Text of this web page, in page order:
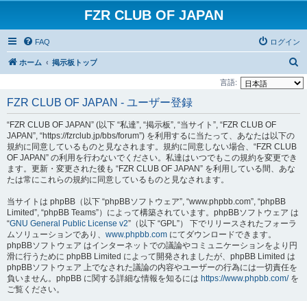
FZR CLUB OF JAPAN
FAQ ログイン
ホーム 掲示板トップ
索
言語:
FZR CLUB OF JAPAN - ユーザー登録
“FZR CLUB OF JAPAN” (以下 “私達”, “掲示板”, “当サイト”, “FZR CLUB OF
JAPAN”, “https://fzrclub.jp/bbs/forum”) を利用するに当たって、あなたは以下の
規約に同意しているものと見なされます。規約に同意しない場合、“FZR CLUB
OF JAPAN” の利用を行わないでください。私達はいつでもこの規約を変更でき
ます。更新・変更された後も “FZR CLUB OF JAPAN” を利用している間、あな
たは常にこれらの規約に同意しているものと見なされます。
当サイトは phpBB（以下 “phpBBソフトウェア”, “www.phpbb.com”, “phpBB
Limited”, “phpBB Teams”）によって構築されています。phpBBソフトウェア は
“GNU General Public License v2”（以下 “GPL”） 下でリリースされたフォーラ
ムソリューションであり、 www.phpbb.com にてダウンロードできます。
phpBBソフトウェア はインターネットでの議論やコミュニケーションをより円
滑に行うために phpBB Limited によって開発されましたが、phpBB Limited は
phpBBソフトウェア 上でなされた議論の内容やユーザーの行為には一切責任を
負いません。phpBB に関する詳細な情報を知るには https://www.phpbb.com/を
ご覧ください。